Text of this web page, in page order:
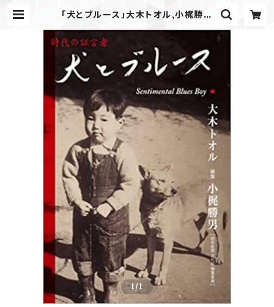
「犬とブルース」大木トオル,小梶勝男
ORE
1/1